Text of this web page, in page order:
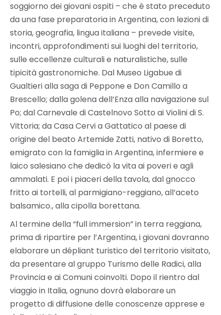
soggiorno dei giovani ospiti – che è stato preceduto
da una fase preparatoria in Argentina, con lezioni di
storia, geografia, lingua italiana – prevede visite,
incontri, approfondimenti sui luoghi del territorio,
sulle eccellenze culturali e naturalistiche, sulle
tipicità gastronomiche. Dal Museo Ligabue di
Gualtieri alla saga di Peppone e Don Camillo a
Brescello; dalla golena dell’Enza alla navigazione sul
Po; dal Carnevale di Castelnovo Sotto ai Violini di S.
Vittoria; da Casa Cervi a Gattatico al paese di
origine del beato Artemide Zatti, nativo di Boretto,
emigrato con la famiglia in Argentina, infermiere e
laico salesiano che dedicò la vita ai poveri e agli
ammalati. E poi i piaceri della tavola, dal gnocco
fritto ai tortelli, al parmigiano-reggiano, all’aceto
balsamico., alla cipolla borettana.
Al termine della “full immersion” in terra reggiana,
prima di ripartire per l’Argentina, i giovani dovranno
elaborare un dépliant turistico del territorio visitato,
da presentare al gruppo Turismo delle Radici, alla
Provincia e ai Comuni coinvolti. Dopo il rientro dal
viaggio in Italia, ognuno dovrà elaborare un
progetto di diffusione delle conoscenze apprese e